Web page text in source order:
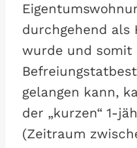
durchgehend
wurde und somit
gelangen kann,
der „kurzen“ 1-
(Zeitraum